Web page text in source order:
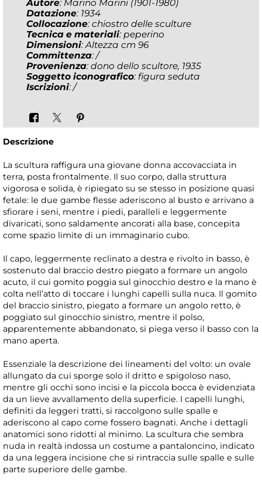
Autore: Marino Marini (1901-1980)
Datazione: 1934
Collocazione: chiostro delle sculture
Tecnica e materiali: peperino
Dimensioni: Altezza cm 96
Committenza: /
Provenienza: dono dello scultore, 1935
Soggetto iconografico: figura seduta
Iscrizioni: /
Descrizione
La scultura raffigura una giovane donna accovacciata in
terra, posta frontalmente. Il suo corpo, dalla struttura
vigorosa e solida, è ripiegato su se stesso in posizione quasi
fetale: le due gambe flesse aderiscono al busto e arrivano a
sfiorare i seni, mentre i piedi, paralleli e leggermente
divaricati, sono saldamente ancorati alla base, concepita
come spazio limite di un immaginario cubo.
Il capo, leggermente reclinato a destra e rivolto in basso, è
sostenuto dal braccio destro piegato a formare un angolo
acuto, il cui gomito poggia sul ginocchio destro e la mano è
colta nell’atto di toccare i lunghi capelli sulla nuca. Il gomito
del braccio sinistro, piegato a formare un angolo retto, è
poggiato sul ginocchio sinistro, mentre il polso,
apparentemente abbandonato, si piega verso il basso con la
mano aperta.
Essenziale la descrizione dei lineamenti del volto: un ovale
allungato da cui sporge solo il dritto e spigoloso naso,
mentre gli occhi sono incisi e la piccola bocca è evidenziata
da un lieve avvallamento della superficie. I capelli lunghi,
definiti da leggeri tratti, si raccolgono sulle spalle e
aderiscono al capo come fossero bagnati. Anche i dettagli
anatomici sono ridotti al minimo. La scultura che sembra
nuda in realtà indossa un costume a pantaloncino, indicato
da una leggera incisione che si rintraccia sulle spalle e sulle
parte superiore delle gambe.